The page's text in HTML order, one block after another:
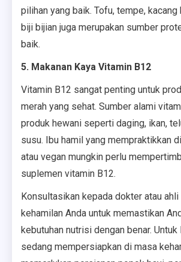
pilihan yang baik. Tofu, tempe, kacang
biji bijian juga merupakan sumber
baik.
5. Makanan Kaya Vitamin B12
Vitamin B12 sangat penting untuk
merah yang sehat. Sumber alami
produk hewani seperti daging, ikan,
susu. Ibu hamil yang mempraktikkan
atau vegan mungkin perlu
suplemen vitamin B12.
Konsultasikan kepada dokter atau
kehamilan Anda untuk memastikan
kebutuhan nutrisi dengan benar. Untuk
sedang mempersiapkan di masa